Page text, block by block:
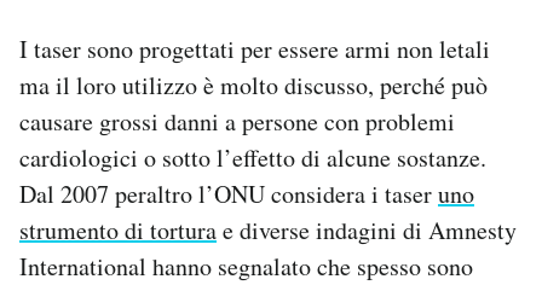
I taser sono progettati per essere armi non letali
ma il loro utilizzo è molto discusso, perché può
causare grossi danni a persone con problemi
cardiologici o sotto l’effetto di alcune sostanze.
Dal 2007 peraltro l’ONU considera i taseruno
strumento di torturae diverse indagini di Amnesty
International hanno segnalato che spesso sono